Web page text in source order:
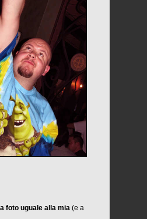
foto uguale alla mia (e a